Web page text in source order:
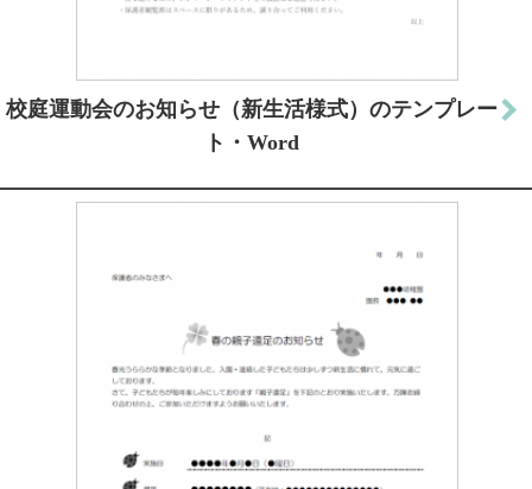
校庭運動会のお知らせ（新生活様式）のテンプレー
ト・Word